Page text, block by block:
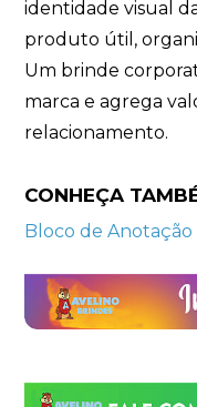
identidade visual
produto útil,
Um brinde
marca e agrega
relacionamento.
CONHEÇA
Bloco de